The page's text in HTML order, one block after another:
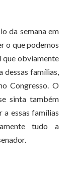
da semana em
o que podemos
que obviamente
dessas famílias,
Congresso. O
sinta também
a essas famílias
tudo a